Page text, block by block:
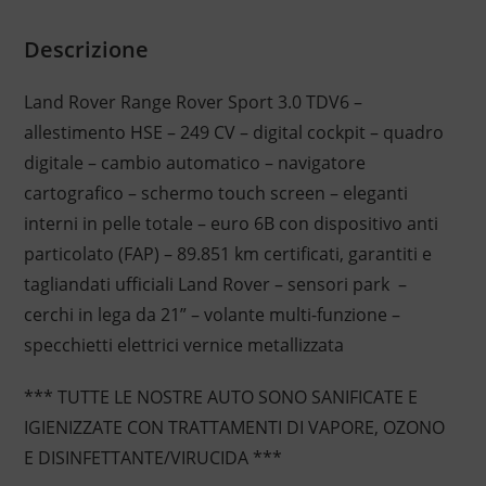
Descrizione
Land Rover Range Rover Sport 3.0 TDV6 –
allestimento HSE – 249 CV – digital cockpit – quadro
digitale – cambio automatico – navigatore
cartografico – schermo touch screen – eleganti
interni in pelle totale – euro 6B con dispositivo anti
particolato (FAP) – 89.851 km certificati, garantiti e
tagliandati ufficiali Land Rover – sensori park –
cerchi in lega da 21” – volante multi-funzione –
specchietti elettrici vernice metallizzata
*** TUTTE LE NOSTRE AUTO SONO SANIFICATE E
IGIENIZZATE CON TRATTAMENTI DI VAPORE, OZONO
E DISINFETTANTE/VIRUCIDA ***